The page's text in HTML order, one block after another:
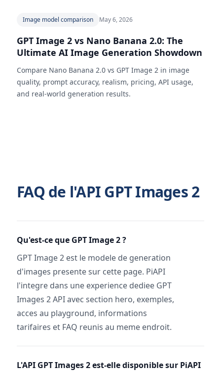
Image model comparison May 6, 2026
GPT Image 2 vs Nano Banana 2.0: The
Ultimate AI Image Generation Showdown
Compare Nano Banana 2.0 vs GPT Image 2 in image
quality, prompt accuracy, realism, pricing, API usage,
and real-world generation results.
FAQ de l'API GPT Images 2
Qu'est-ce que GPT Image 2 ?
GPT Image 2 est le modele de generation
d'images presente sur cette page. PiAPI
l'integre dans une experience dediee GPT
Images 2 API avec section hero, exemples,
acces au playground, informations
tarifaires et FAQ reunis au meme endroit.
L'API GPT Images 2 est-elle disponible sur PiAPI